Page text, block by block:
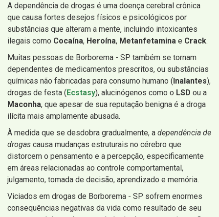
A dependência de drogas é uma doença cerebral crônica
que causa fortes desejos físicos e psicológicos por
substâncias que alteram a mente, incluindo intoxicantes
ilegais como Cocaína, Heroína, Metanfetamina e Crack.
Muitas pessoas de Borborema - SP também se tornam
dependentes de medicamentos prescritos, ou substâncias
químicas não fabricadas para consumo humano (Inalantes),
drogas de festa (Ecstasy), alucinógenos como o LSD ou a
Maconha, que apesar de sua reputação benigna é a droga
ilícita mais amplamente abusada.
À medida que se desdobra gradualmente, a dependência de
drogas causa mudanças estruturais no cérebro que
distorcem o pensamento e a percepção, especificamente
em áreas relacionadas ao controle comportamental,
julgamento, tomada de decisão, aprendizado e memória.
Viciados em drogas de Borborema - SP sofrem enormes
consequências negativas da vida como resultado de seu